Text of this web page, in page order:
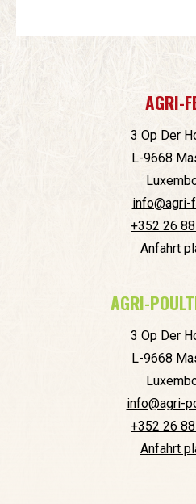
AGRI-
3 Op Der
L-9668
info@agri-
+352 26
Anfahrt
AGRI-
3 Op Der
L-9668
info@agri-
+352 26
Anfahrt